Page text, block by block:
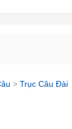
> Trục Câu Đài